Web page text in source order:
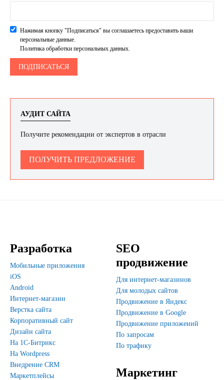
Нажимая кнопку "Подписаться" вы соглашаетесь предоставить ваши
персональные данные.
Политика обработки персональных данных.
АУДИТ САЙТА
Получите рекомендации от экспертов в отрасли
ПОЛУЧИТЬ ПРЕДЛОЖЕНИЕ
Разработка
Мобильные приложения
iOS
Android
Интернет-магазин
Верстка сайта
Корпоративный сайт
Дизайн сайта
На 1С-Битрикс
На Wordpress
Внедрение CRM
Маркетплейсы
SEO
продвижение
Для интернет-магазинов
Для молодых сайтов
Продвижение в Яндекс
Продвижение в Google
Продвижение приложений
По запросам
По трафику
Маркетинг